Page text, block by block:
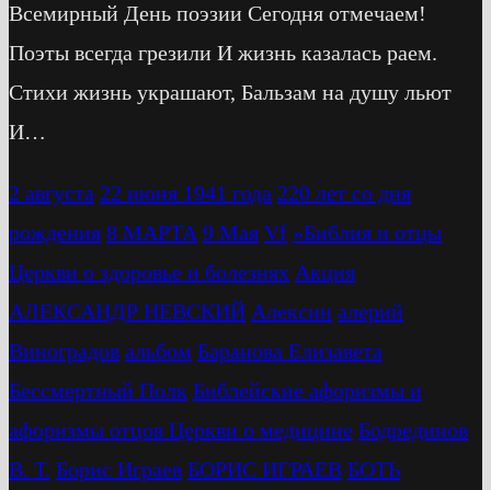
Всемирный День поэзии Сегодня отмечаем!
Поэты всегда грезили И жизнь казалась раем.
Стихи жизнь украшают, Бальзам на душу льют
И…
2 августа 22 июня 1941 года 220 лет со дня
рождения 8 МАРТА 9 Мая Vf »Библия и отцы
Церкви о здоровье и болезнях Акция
АЛЕКСАНДР НЕВСКИЙ Алексин алерий
Виноградов альбом Баранова Елизавета
Бессмертный Полк Библейские афоризмы и
афоризмы отцов Церкви о медицине Бодрединов
В. Т. Бориc Играев БОРИС ИГРАЕВ БОТЬ